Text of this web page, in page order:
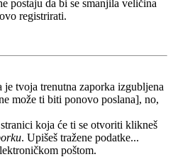
postaju da bi se smanjila veličina
registrirati.
je tvoja trenutna zaporka izgubljena
može ti biti ponovo poslana], no,
koja će ti se otvoriti klikneš
. Upišeš tražene podatke...
poštom.